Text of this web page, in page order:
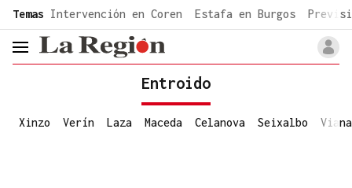
common.go-to-content
Temas Intervención en Coren Estafa en Burgos
header.menu.open
Entroido
Xinzo Verín Laza Maceda Celanova Seixalbo Viana